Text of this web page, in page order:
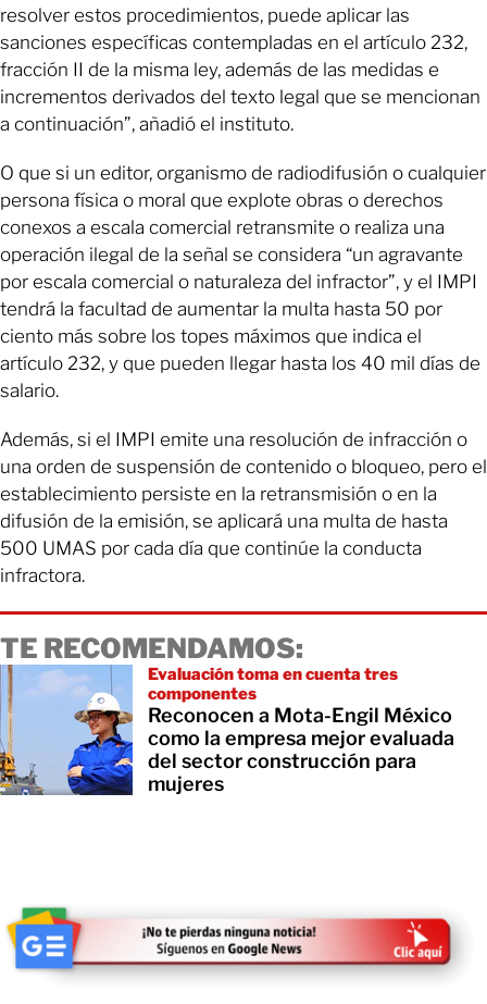
resolver estos procedimientos, puede aplicar las
sanciones específicas contempladas en el artículo 232,
fracción II de la misma ley, además de las medidas e
incrementos derivados del texto legal que se mencionan
a continuación”, añadió el instituto.
O que si un editor, organismo de radiodifusión o cualquier
persona física o moral que explote obras o derechos
conexos a escala comercial retransmite o realiza una
operación ilegal de la señal se considera “un agravante
por escala comercial o naturaleza del infractor”, y el IMPI
tendrá la facultad de aumentar la multa hasta 50 por
ciento más sobre los topes máximos que indica el
artículo 232, y que pueden llegar hasta los 40 mil días de
salario.
Además, si el IMPI emite una resolución de infracción o
una orden de suspensión de contenido o bloqueo, pero el
establecimiento persiste en la retransmisión o en la
difusión de la emisión, se aplicará una multa de hasta
500 UMAS por cada día que continúe la conducta
infractora.
TE RECOMENDAMOS:
Evaluación toma en cuenta tres
componentes
Reconocen a Mota-Engil México
como la empresa mejor evaluada
del sector construcción para
mujeres